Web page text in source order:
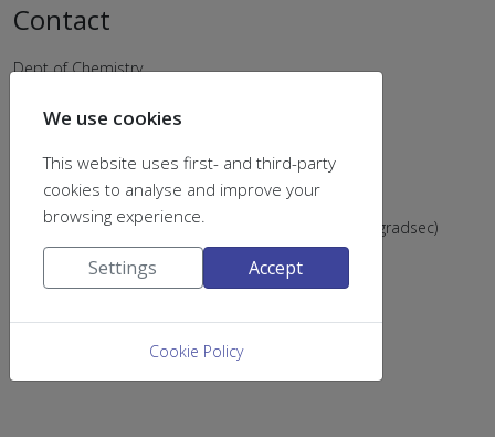
Contact
Dept of Chemistry
University Campus
26504 Greece
Email:chemsecr@upatras.gr
Tel: (+302610) 996202 & 996205 (postsec), 996203 (gradsec)
We use cookies
This website uses first- and third-party
cookies to analyse and improve your
browsing experience.
Settings Accept
Cookie Policy